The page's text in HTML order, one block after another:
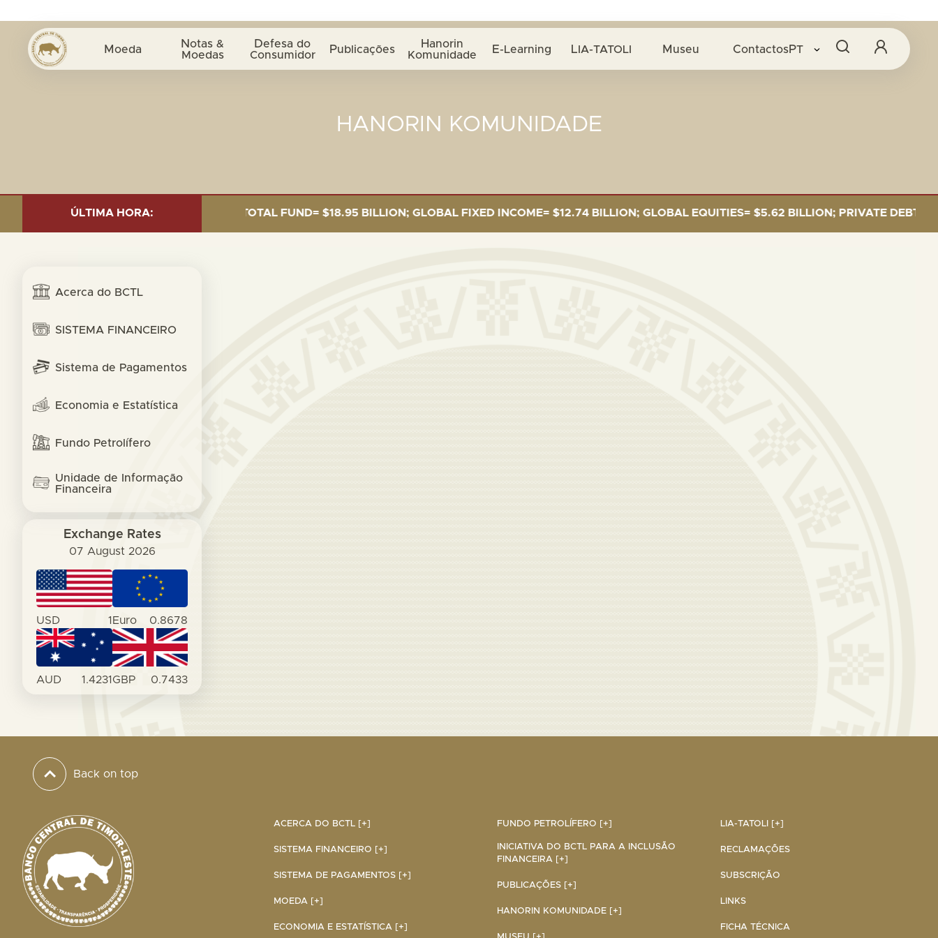
Moeda Notas &
Moedas
Defesa do
Consumidor Publicações Hanorin
Komunidade E-Learning LIA-TATOLI Museu Contactos PT
HANORIN KOMUNIDADE
ÚLTIMA HORA:
INVESTMENT AS OF 30 SEP. 2025: TOTAL FUND= $18.95 BILLION; GLOBAL FIXED INCOME= $12.74 BILLION; GLOBAL EQUITIES= $5.62 BILLION; PRIVATE DEBT= $589
Acerca do BCTL
SISTEMA FINANCEIRO
Sistema de Pagamentos
Economia e Estatística
Fundo Petrolífero
Unidade de Informação
Financeira
Exchange Rates
07 August 2026
USD 1 Euro 0.8678
AUD 1.4231GBP 0.7433
Back on top
ACERCA DO BCTL [+]
SISTEMA FINANCEIRO [+]
SISTEMA DE PAGAMENTOS [+]
MOEDA [+]
ECONOMIA E ESTATÍSTICA [+]
FUNDO PETROLÍFERO [+]
INICIATIVA DO BCTL PARA A INCLUSÃO
FINANCEIRA [+]
PUBLICAÇÕES [+]
HANORIN KOMUNIDADE [+]
LIA-TATOLI [+]
RECLAMAÇÕES
SUBSCRIÇÃO
LINKS
FICHA TÉCNICA